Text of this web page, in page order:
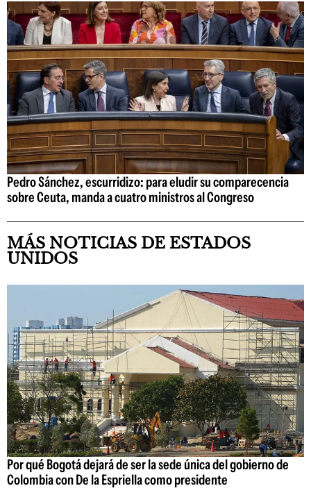
Pedro Sánchez, escurridizo: para eludir su comparecencia
sobre Ceuta, manda a cuatro ministros al Congreso
MÁS NOTICIAS DE ESTADOS
UNIDOS
Por qué Bogotá dejará de ser la sede única del gobierno de
Colombia con De la Espriella como presidente